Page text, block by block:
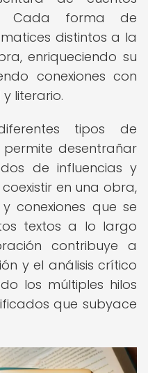
Cada forma de
distintos a la
enriqueciendo su
conexiones con
literario.
tipos de
desentrañar
de influencias y
en una obra,
conexiones que se
textos a lo largo
contribuye a
y el análisis crítico
los múltiples hilos
que subyace